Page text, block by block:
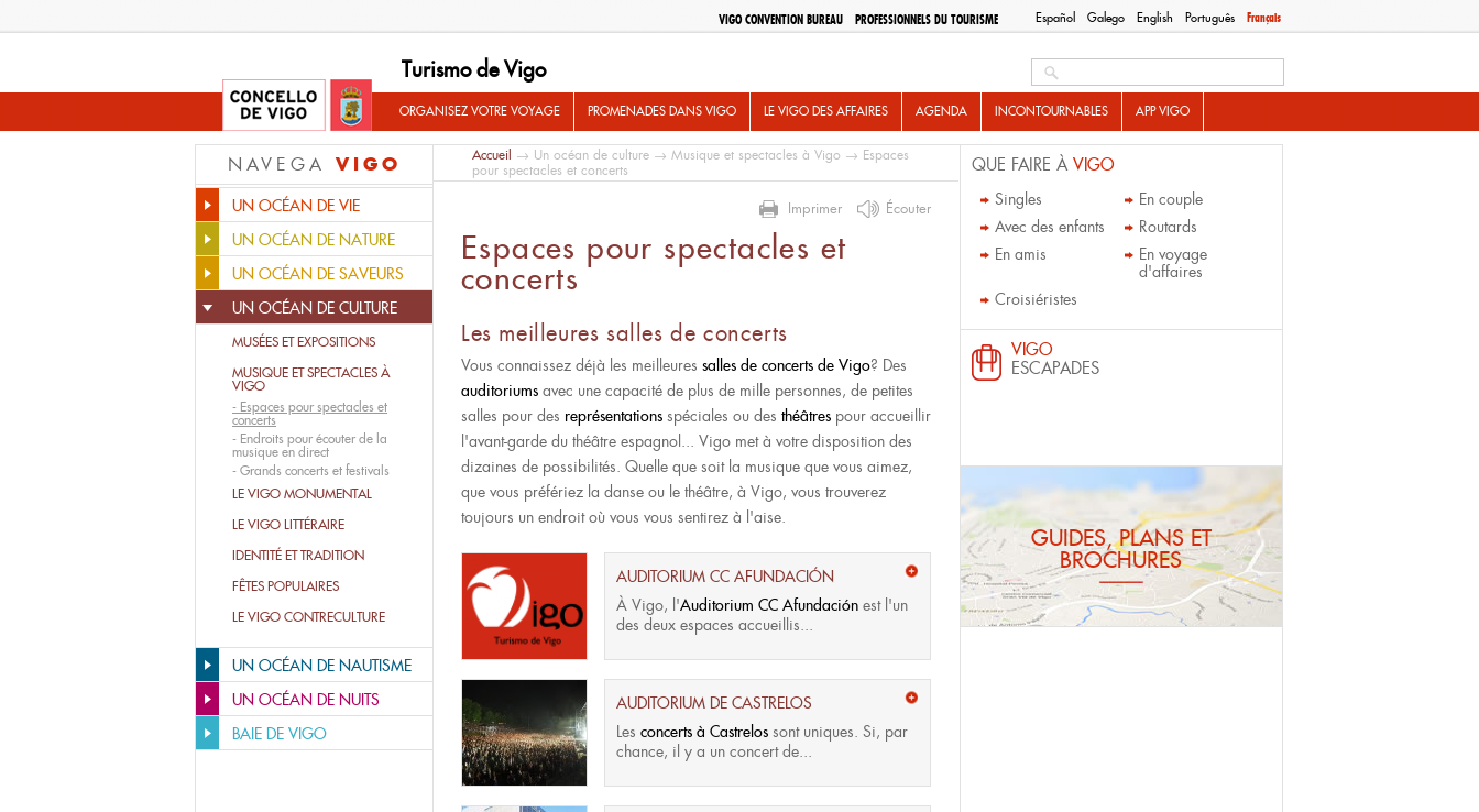
Español Galego English Português Français
VIGO CONVENTION BUREAU PROFESSIONNELS DU TOURISME
Turismo de Vigo
ORGANISEZ VOTRE VOYAGE PROMENADES DANS VIGO LE VIGO DES AFFAIRES AGENDA INCONTOURNABLES APP VIGO
NAVEGA VIGO
UN OCÉAN DE VIE
UN OCÉAN DE NATURE
UN OCÉAN DE SAVEURS
UN OCÉAN DE CULTURE
MUSÉES ET EXPOSITIONS
MUSIQUE ET SPECTACLES À
VIGO
- Espaces pour spectacles et
concerts
- Endroits pour écouter de la
musique en direct
- Grands concerts et festivals
LE VIGO MONUMENTAL
LE VIGO LITTÉRAIRE
IDENTITÉ ET TRADITION
FÊTES POPULAIRES
LE VIGO CONTRECULTURE
UN OCÉAN DE NAUTISME
UN OCÉAN DE NUITS
BAIE DE VIGO
Accueil → Un océan de culture → Musique et spectacles à Vigo → Espaces
pour spectacles et concerts
Imprimer Écouter
Espaces pour spectacles et
concerts
Les meilleures salles de concerts
Vous connaissez déjà les meilleures salles de concerts de Vigo? Des
auditoriums avec une capacité de plus de mille personnes, de petites
salles pour des représentations spéciales ou des théâtres pour accueillir
l'avant-garde du théâtre espagnol... Vigo met à votre disposition des
dizaines de possibilités. Quelle que soit la musique que vous aimez,
que vous préfériez la danse ou le théâtre, à Vigo, vous trouverez
toujours un endroit où vous vous sentirez à l'aise.
AUDITORIUM CC AFUNDACIÓN
À Vigo, l'Auditorium CC Afundación est l'un
des deux espaces accueillis...
AUDITORIUM DE CASTRELOS
Les concerts à Castrelos sont uniques. Si, par
chance, il y a un concert de...
QUE FAIRE À VIGO
Singles
En couple
Avec des enfants
Routards
En amis
En voyage
d'affaires
Croisiéristes
VIGO
ESCAPADES
GUIDES, PLANS ET
BROCHURES